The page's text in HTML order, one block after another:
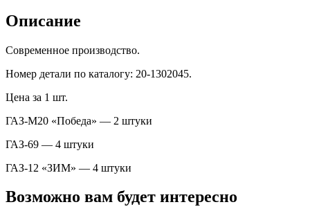
Описание
Современное производство.
Номер детали по каталогу: 20-1302045.
Цена за 1 шт.
ГАЗ-М20 «Победа» — 2 штуки
ГАЗ-69 — 4 штуки
ГАЗ-12 «ЗИМ» — 4 штуки
Возможно вам будет интересно